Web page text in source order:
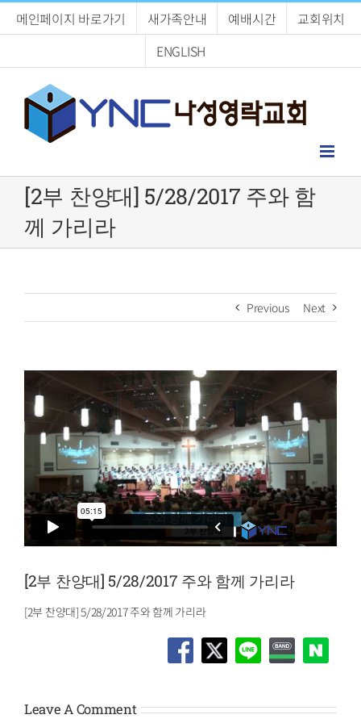
메인페이지 바로가기 새가족안내 예배시간
교회위치
ENGLISH
[2부 찬양대] 5/28/2017 주와 함
께 가리라
Previous Next
[2부 찬양대] 5/28/2017 주와 함께 가리라
[2부 찬양대] 5/28/2017 주와 함께 가리라
Leave A Comment